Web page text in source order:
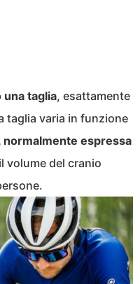
una taglia, esattamente
taglia varia in funzione
espressa
volume del cranio